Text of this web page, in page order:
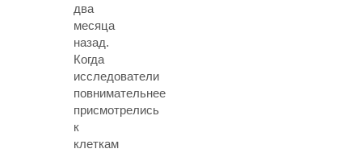
два
месяца
назад.
Когда
исследователи
повнимательнее
присмотрелись
к
клеткам